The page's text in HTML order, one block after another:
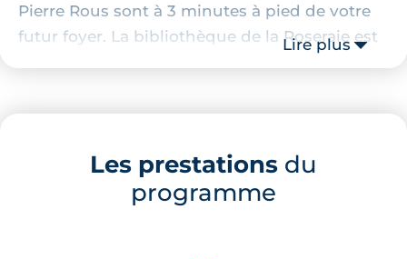
Pierre Rous sont à 3 minutes à pied de votre
futur foyer. La bibliothèque de la Roseraie est
Ce programme d'appartements neufs à
Toulouse Roseraiese compose de 78
Lire plus
Les prestations du
programme